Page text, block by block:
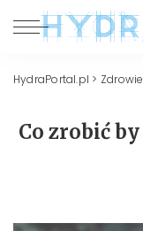
HydraPortal.pl >
Co zrobić